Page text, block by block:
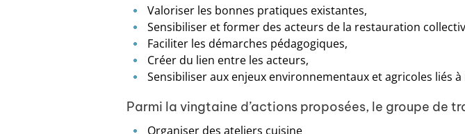
Valoriser les bonnes pratiques existantes,
Sensibiliser et former des acteurs de la restauration
Faciliter les démarches pédagogiques,
Créer du lien entre les acteurs,
Sensibiliser aux enjeux environnementaux et agricoles liés
Parmi la vingtaine d’actions proposées, le groupe de
Organiser des ateliers cuisine